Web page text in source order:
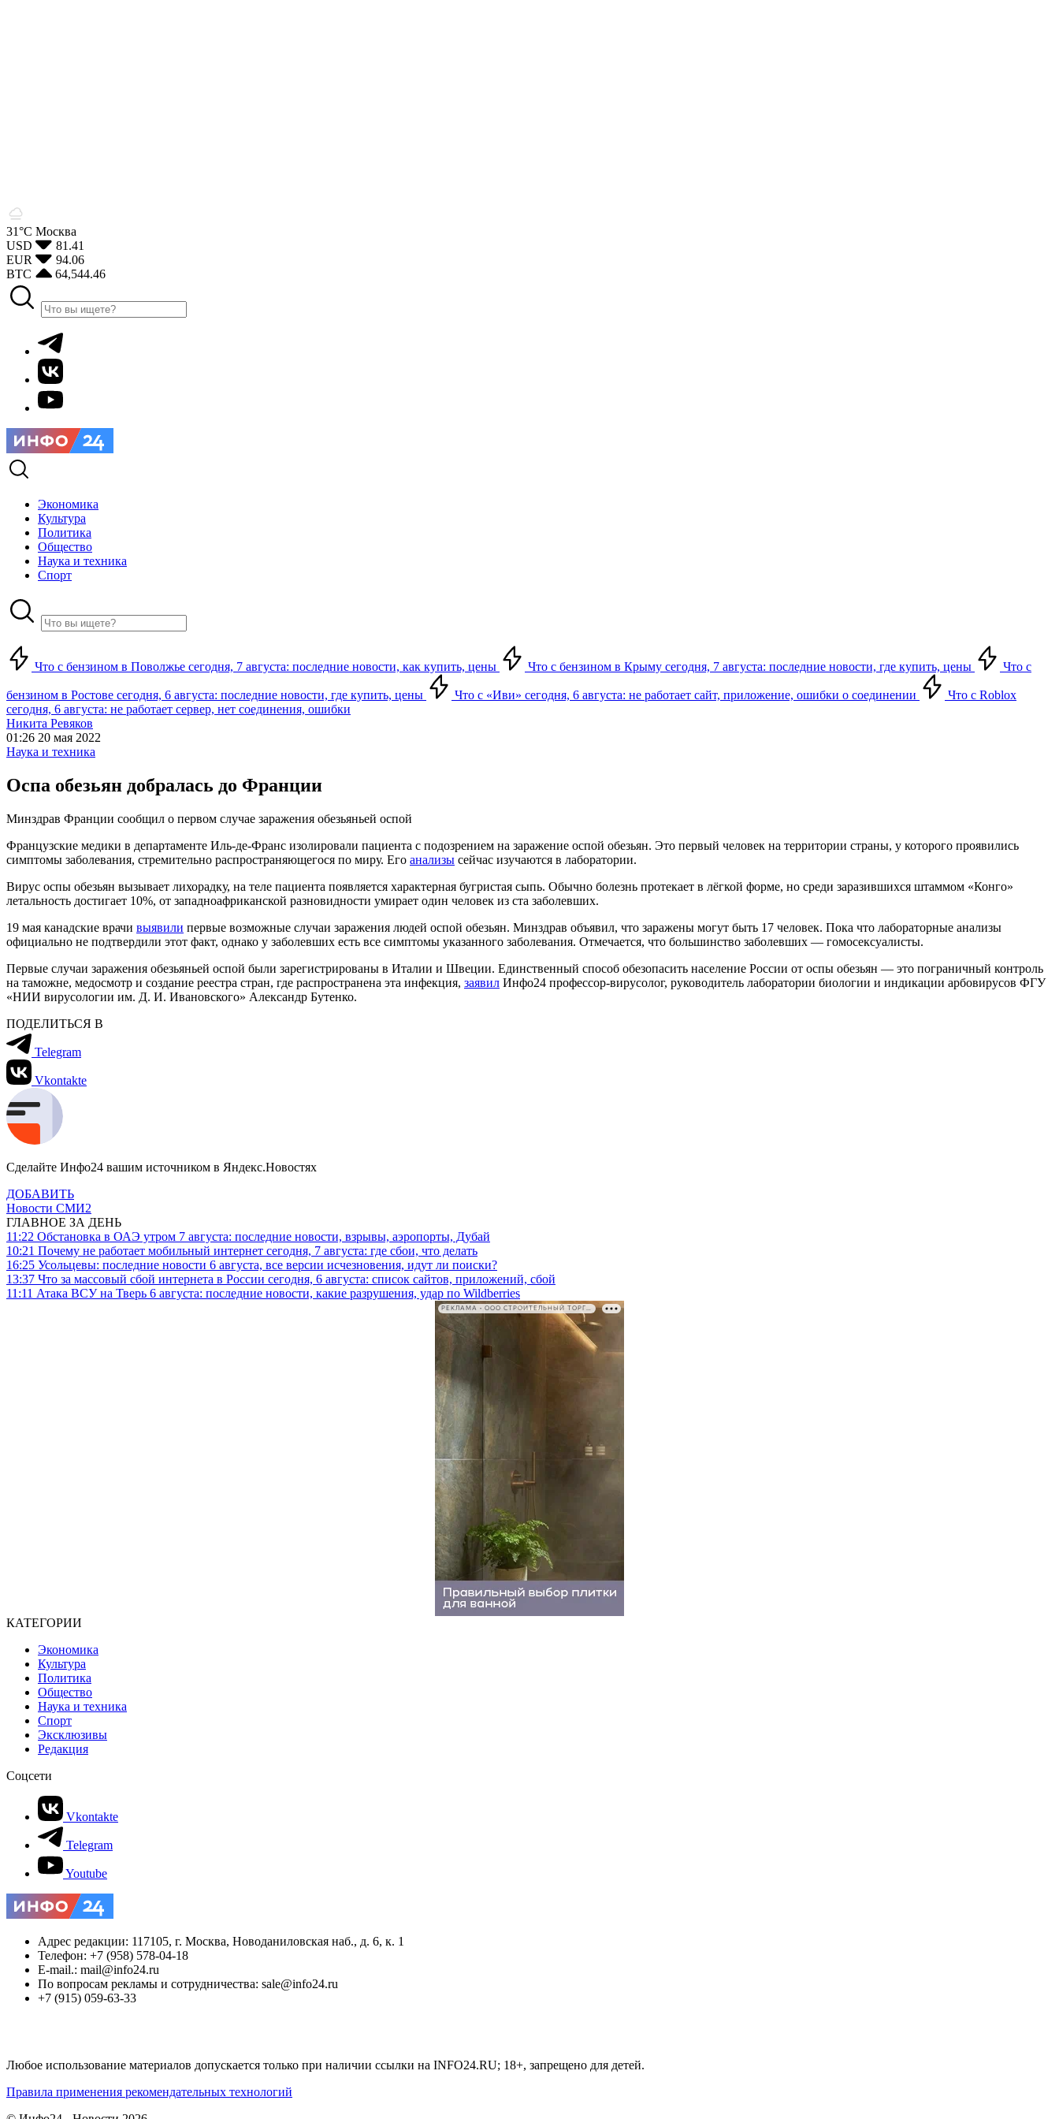
31°С Москва
USD
81.41
EUR
94.06
BTC
64,544.46
Экономика
Культура
Политика
Общество
Наука и техника
Спорт
Что с бензином в Поволжье сегодня, 7 августа: последние новости, как купить, цены Что с бензином в Крыму сегодня, 7 августа: последние новости, где купить, цены Что с
бензином в Ростове сегодня, 6 августа: последние новости, где купить, цены Что с «Иви» сегодня, 6 августа: не работает сайт, приложение, ошибки о соединении
Что с Roblox
сегодня, 6 августа: не работает сервер, нет соединения, ошибки
Никита Ревяков
01:26 20 мая 2022
Наука и техника
Оспа обезьян добралась до Франции
Минздрав Франции сообщил о первом случае заражения обезьяньей оспой
Французские медики в департаменте Иль-де-Франс изолировали пациента с подозрением на заражение оспой обезьян. Это первый человек на территории страны, у которого проявились
симптомы заболевания, стремительно распространяющегося по миру. Его анализы сейчас изучаются в лаборатории.
Вирус оспы обезьян вызывает лихорадку, на теле пациента появляется характерная бугристая сыпь. Обычно болезнь протекает в лёгкой форме, но среди заразившихся штаммом «Конго»
летальность достигает 10%, от западноафриканской разновидности умирает один человек из ста заболевших.
19 мая канадские врачи выявили первые возможные случаи заражения людей оспой обезьян. Минздрав объявил, что заражены могут быть 17 человек. Пока что лабораторные анализы
официально не подтвердили этот факт, однако у заболевших есть все симптомы указанного заболевания. Отмечается, что большинство заболевших — гомосексуалисты.
Первые случаи заражения обезьяньей оспой были зарегистрированы в Италии и Швеции. Единственный способ обезопасить население России от оспы обезьян — это пограничный контроль
на таможне, медосмотр и создание реестра стран, где распространена эта инфекция, заявил Инфо24 профессор-вирусолог, руководитель лаборатории биологии и индикации арбовирусов ФГУ
«НИИ вирусологии им. Д. И. Ивановского» Александр Бутенко.
ПОДЕЛИТЬСЯ В
Telegram
Vkontakte
Сделайте Инфо24 вашим источником в Яндекс.Новостях
ДОБАВИТЬ
Новости СМИ2
ГЛАВНОЕ ЗА ДЕНЬ
11:22 Обстановка в ОАЭ утром 7 августа: последние новости, взрывы, аэропорты, Дубай
10:21 Почему не работает мобильный интернет сегодня, 7 августа: где сбои, что делать
16:25 Усольцевы: последние новости 6 августа, все версии исчезновения, идут ли поиски?
13:37 Что за массовый сбой интернета в России сегодня, 6 августа: список сайтов, приложений, сбой
11:11 Атака ВСУ на Тверь 6 августа: последние новости, какие разрушения, удар по Wildberries
РЕКЛАМА • ООО СТРОИТЕЛЬНЫЙ ТОРГОВЫЙ ДОМ «ПЕТРОВИЧ». ИНН: 7802348846
КАТЕГОРИИ
Экономика
Культура
Политика
Общество
Наука и техника
Спорт
Эксклюзивы
Редакция
Соцсети
Vkontakte
Telegram
Youtube
Адрес редакции: 117105, г. Москва, Новоданиловская наб., д. 6, к. 1
Телефон: +7 (958) 578-04-18
E-mail.: mail@info24.ru
По вопросам рекламы и сотрудничества: sale@info24.ru
+7 (915) 059-63-33
Любое использование материалов допускается только при наличии ссылки на INFO24.RU; 18+, запрещено для детей.
Правила применения рекомендательных технологий